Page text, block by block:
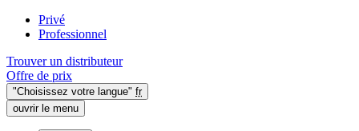
Privé
Professionnel
Trouver un distributeur
Offre de prix
"Choisissez votre langue" fr
ouvrir le menu